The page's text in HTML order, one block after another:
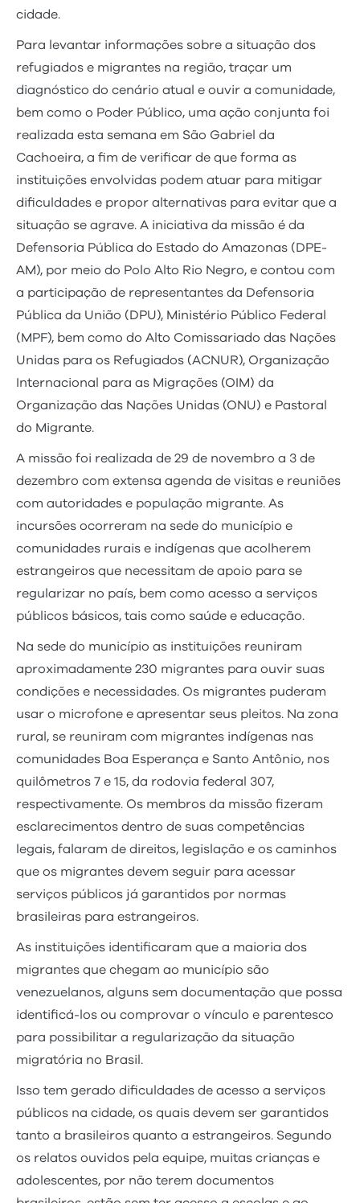
cidade.
Para levantar informações sobre a situação dos
refugiados e migrantes na região, traçar um
diagnóstico do cenário atual e ouvir a comunidade,
bem como o Poder Público, uma ação conjunta foi
realizada esta semana em São Gabriel da
Cachoeira, a fim de verificar de que forma as
instituições envolvidas podem atuar para mitigar
dificuldades e propor alternativas para evitar que a
situação se agrave. A iniciativa da missão é da
Defensoria Pública do Estado do Amazonas (DPE-
AM), por meio do Polo Alto Rio Negro, e contou com
a participação de representantes da Defensoria
Pública da União (DPU), Ministério Público Federal
(MPF), bem como do Alto Comissariado das Nações
Unidas para os Refugiados (ACNUR), Organização
Internacional para as Migrações (OIM) da
Organização das Nações Unidas (ONU) e Pastoral
do Migrante.
A missão foi realizada de 29 de novembro a 3 de
dezembro com extensa agenda de visitas e reuniões
com autoridades e população migrante. As
incursões ocorreram na sede do município e
comunidades rurais e indígenas que acolherem
estrangeiros que necessitam de apoio para se
regularizar no país, bem como acesso a serviços
públicos básicos, tais como saúde e educação.
Na sede do município as instituições reuniram
aproximadamente 230 migrantes para ouvir suas
condições e necessidades. Os migrantes puderam
usar o microfone e apresentar seus pleitos. Na zona
rural, se reuniram com migrantes indígenas nas
comunidades Boa Esperança e Santo Antônio, nos
quilômetros 7 e 15, da rodovia federal 307,
respectivamente. Os membros da missão fizeram
esclarecimentos dentro de suas competências
legais, falaram de direitos, legislação e os caminhos
que os migrantes devem seguir para acessar
serviços públicos já garantidos por normas
brasileiras para estrangeiros.
As instituições identificaram que a maioria dos
migrantes que chegam ao município são
venezuelanos, alguns sem documentação que possa
identificá-los ou comprovar o vínculo e parentesco
para possibilitar a regularização da situação
migratória no Brasil.
Isso tem gerado dificuldades de acesso a serviços
públicos na cidade, os quais devem ser garantidos
tanto a brasileiros quanto a estrangeiros. Segundo
os relatos ouvidos pela equipe, muitas crianças e
adolescentes, por não terem documentos